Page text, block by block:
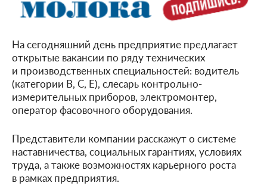
На сегодняшний день предприятие предлагает
открытые вакансии по ряду технических
и производственных специальностей: водитель
(категории B, C, E), слесарь контрольно-
измерительных приборов, электромонтер,
оператор фасовочного оборудования.
Представители компании расскажут о системе
наставничества, социальных гарантиях, условиях
труда, а также возможностях карьерного роста
в рамках предприятия.